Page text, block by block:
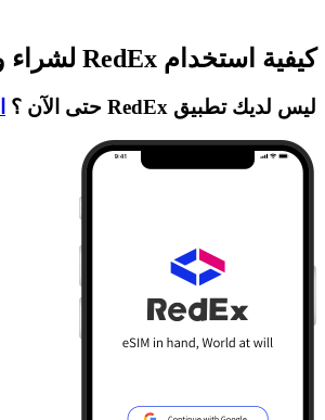
كيفية استخدام RedEx لشراء وتفعيل eSIM ؟
ليس لديك تطبيق RedEx حتى الآن ؟